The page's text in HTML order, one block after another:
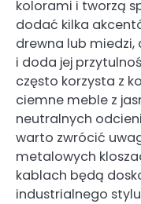
kolorami i tworzą
dodać kilka
drewna lub miedzi,
i doda jej
często korzysta z
ciemne meble z
neutralnych
warto zwrócić
metalowych
kablach będą
industrialnego